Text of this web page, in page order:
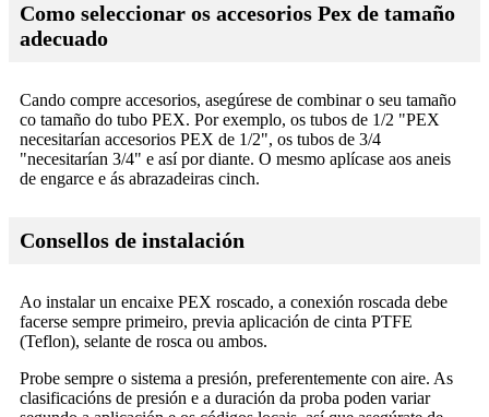
Como seleccionar os accesorios Pex de tamaño
adecuado
Cando compre accesorios, asegúrese de combinar o seu tamaño
co tamaño do tubo PEX. Por exemplo, os tubos de 1/2 "PEX
necesitarían accesorios PEX de 1/2", os tubos de 3/4
"necesitarían 3/4" e así por diante. O mesmo aplícase aos aneis
de engarce e ás abrazadeiras cinch.
Consellos de instalación
Ao instalar un encaixe PEX roscado, a conexión roscada debe
facerse sempre primeiro, previa aplicación de cinta PTFE
(Teflon), selante de rosca ou ambos.
Probe sempre o sistema a presión, preferentemente con aire. As
clasificacións de presión e a duración da proba poden variar